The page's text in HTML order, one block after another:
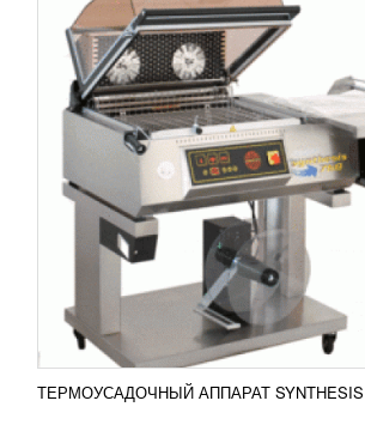
ТЕРМОУСАДОЧНЫЙ АППАРАТ SYNTHESIS
КАМЕРНАЯ
EKH-238
57 249 RUB
Камерная термоусадочная машина
Поколение машин EКН – новая линия
«Extend Group», которая отличается
системой...
ПОДРОБНЕЕ
Добавить